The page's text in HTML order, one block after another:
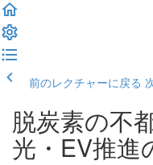
前のレクチャーに戻る
脱炭素の不
光・EV推進